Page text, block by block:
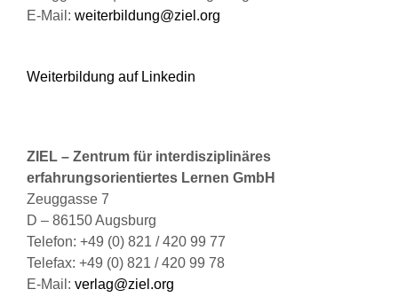
E-Mail: weiterbildung@ziel.org
Weiterbildung auf Linkedin
ZIEL – Zentrum für interdisziplinäres
erfahrungsorientiertes Lernen GmbH
Zeuggasse 7
D – 86150 Augsburg
Telefon: +49 (0) 821 / 420 99 77
Telefax: +49 (0) 821 / 420 99 78
E-Mail: verlag@ziel.org